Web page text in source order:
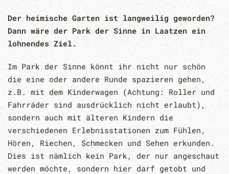
Der heimische Garten ist langweilig geworden?
Dann wäre der Park der Sinne in Laatzen ein
lohnendes Ziel.
Im Park der Sinne könnt ihr nicht nur schön
die eine oder andere Runde spazieren gehen,
z.B. mit dem Kinderwagen (Achtung: Roller und
Fahrräder sind ausdrücklich nicht erlaubt),
sondern auch mit älteren Kindern die
verschiedenen Erlebnisstationen zum Fühlen,
Hören, Riechen, Schmecken und Sehen erkunden.
Dies ist nämlich kein Park, der nur angeschaut
werden möchte, sondern hier darf getobt und